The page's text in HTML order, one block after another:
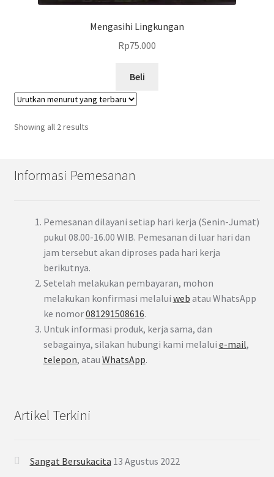
Mengasihi Lingkungan
Rp75.000
Beli
Showing all 2 results
Informasi Pemesanan
Pemesanan dilayani setiap hari kerja (Senin-Jumat)
pukul 08.00-16.00 WIB. Pemesanan di luar hari dan
jam tersebut akan diproses pada hari kerja
berikutnya.
Setelah melakukan pembayaran, mohon
melakukan konfirmasi melalui web atau WhatsApp
ke nomor081291508616.
Untuk informasi produk, kerja sama, dan
sebagainya, silakan hubungi kami melalui e-mail,
telepon, atau WhatsApp.
Artikel Terkini
Sangat Bersukacita 13 Agustus 2022